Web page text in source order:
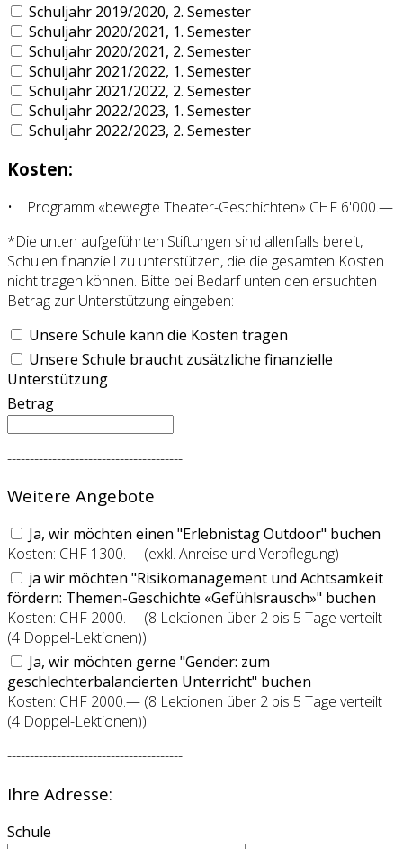
Schuljahr 2019/2020, 2. Semester
Schuljahr 2020/2021, 1. Semester
Schuljahr 2020/2021, 2. Semester
Schuljahr 2021/2022, 1. Semester
Schuljahr 2021/2022, 2. Semester
Schuljahr 2022/2023, 1. Semester
Schuljahr 2022/2023, 2. Semester
Kosten:
• Programm «bewegte Theater-Geschichten» CHF 6'000.—
*Die unten aufgeführten Stiftungen sind allenfalls bereit,
Schulen finanziell zu unterstützen, die die gesamten Kosten
nicht tragen können. Bitte bei Bedarf unten den ersuchten
Betrag zur Unterstützung eingeben:
Unsere Schule kann die Kosten tragen
Unsere Schule braucht zusätzliche finanzielle
Unterstützung
Betrag
---------------------------------------
Weitere Angebote
Ja, wir möchten einen "Erlebnistag Outdoor" buchen
Kosten: CHF 1300.— (exkl. Anreise und Verpflegung)
ja wir möchten "Risikomanagement und Achtsamkeit
fördern: Themen-Geschichte «Gefühlsrausch»" buchen
Kosten: CHF 2000.— (8 Lektionen über 2 bis 5 Tage verteilt
(4 Doppel-Lektionen))
Ja, wir möchten gerne "Gender: zum
geschlechterbalancierten Unterricht" buchen
Kosten: CHF 2000.— (8 Lektionen über 2 bis 5 Tage verteilt
(4 Doppel-Lektionen))
---------------------------------------
Ihre Adresse:
Schule